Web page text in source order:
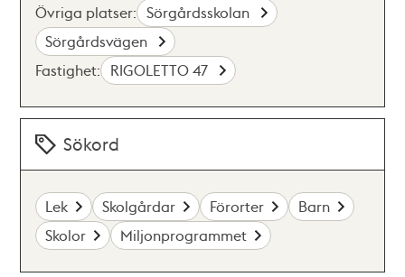
Övriga platser: Sörgårdsskolan
Sörgårdsvägen
Fastighet: RIGOLETTO 47
Sökord
Lek Skolgårdar Förorter
Barn
Skolor
Miljonprogrammet